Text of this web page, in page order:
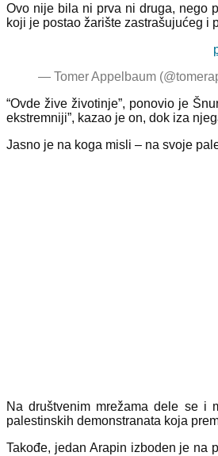
Ovo nije bila ni prva ni druga, nego
koji je postao žarište zastrašujućeg i
— Tomer Appelbaum
“Ovde žive životinje”, ponovio je
ekstremniji”, kazao je on, dok iza
Jasno je na koga misli – na svoje
Na društvenim mrežama dele se i
palestinskih demonstranata koja
Takođe, jedan Arapin izboden je na